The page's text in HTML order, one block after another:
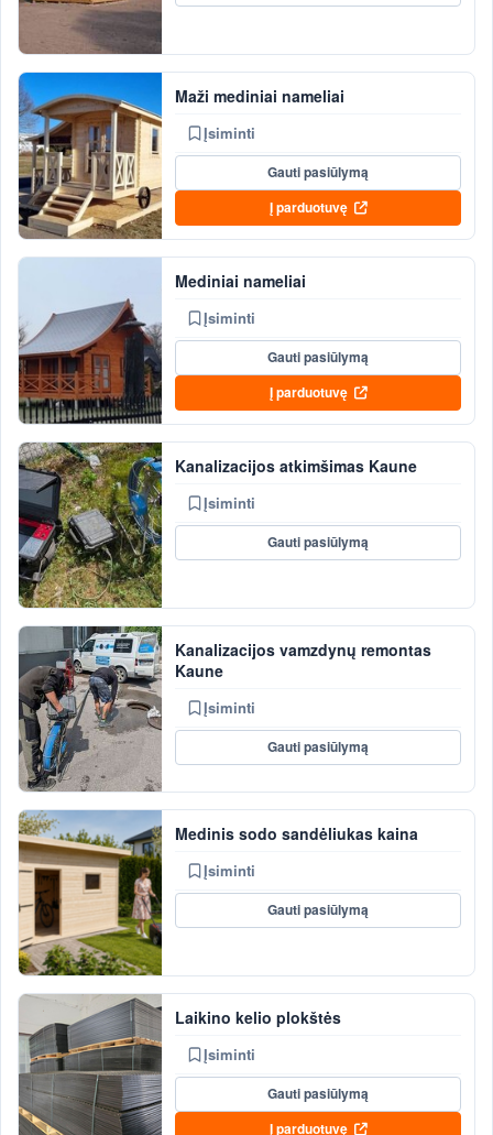
Maži mediniai nameliai
Įsiminti
Gauti pasiūlymą
Į parduotuvę
Mediniai nameliai
Įsiminti
Gauti pasiūlymą
Į parduotuvę
Kanalizacijos atkimšimas Kaune
Įsiminti
Gauti pasiūlymą
Kanalizacijos vamzdynų remontas
Kaune
Įsiminti
Gauti pasiūlymą
Medinis sodo sandėliukas kaina
Įsiminti
Gauti pasiūlymą
Laikino kelio plokštės
Įsiminti
Gauti pasiūlymą
Į parduotuvę